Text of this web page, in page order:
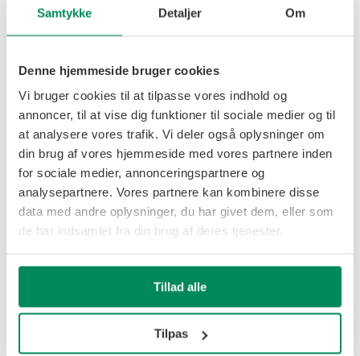
Samtykke Detaljer Om
Denne hjemmeside bruger cookies
Vi bruger cookies til at tilpasse vores indhold og
annoncer, til at vise dig funktioner til sociale medier og til
at analysere vores trafik. Vi deler også oplysninger om
din brug af vores hjemmeside med vores partnere inden
for sociale medier, annonceringspartnere og
analysepartnere. Vores partnere kan kombinere disse
data med andre oplysninger, du har givet dem, eller som
de har indsamlet fra din brug af deres tjenester.
Tillad alle
Tilpas
selv under påvirkning af gylle, staldgødning eller i våde
vedligeholdelse af dine maskiner.
Produktet understøtter effektivt SAMSON-maskinernes
lange levetid og driftssikkerhed, hvilket sikrer, at du som
bruger får mest muligt ud af dit daglige arbejde med
professionelt udstyr.
Opfylder følgende
standarder
DIN 51 502 kategori KP2K-30.
ISO 6743-9:1987 kategori ISO-L-